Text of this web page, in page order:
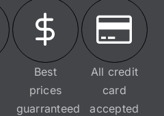
Best
prices
guarranteed
All credit
card
accepted